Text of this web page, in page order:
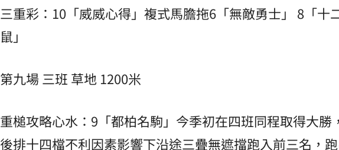
三重彩：10「威威心得」複式馬膽拖6「無敵勇士」 8「十
鼠」
第九場 三班 草地 1200米
重槌攻略心水：9「都柏名駒」今季初在四班同程取得大勝
後排十四檔不利因素影響下沿途三疊無遮擋跑入前三名，